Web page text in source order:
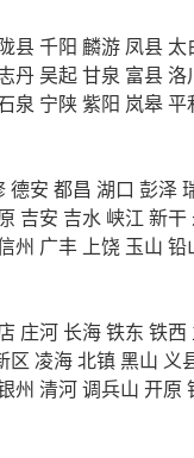
县千阳 麟游 凤县 太
丹吴起甘泉 富县洛
泉 宁陕紫阳 岚皋平
德安 都昌 湖口 彭泽
吉安 吉水 峡江 新干
州 广丰 上饶 玉山 铅
庄河 长海铁东 铁西
区 凌海北镇黑山 义
州 清河调兵山 开原